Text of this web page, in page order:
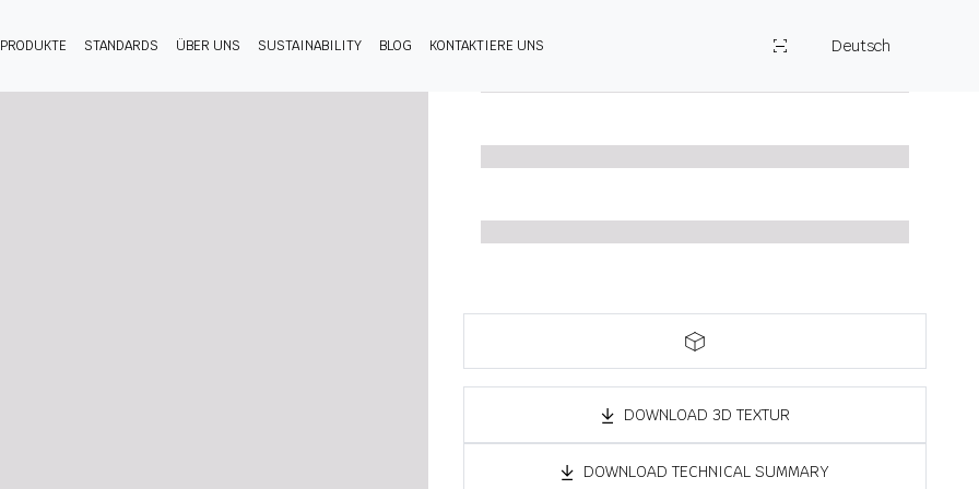
PRODUKTE STANDARDS ÜBER UNS SUSTAINABILITY BLOG KONTAKTIERE UNS Deutsch
DOWNLOAD 3D TEXTUR
DOWNLOAD TECHNICAL SUMMARY